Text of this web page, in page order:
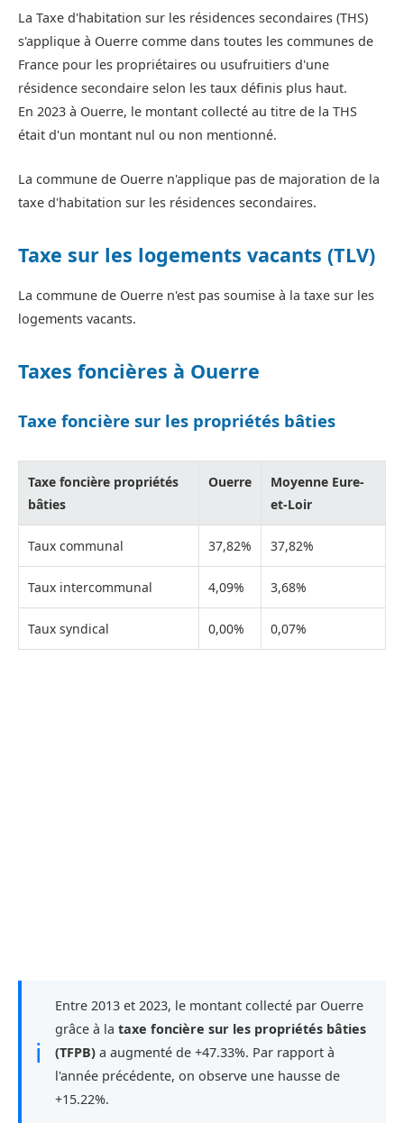
La Taxe d'habitation sur les résidences secondaires (THS)
s'applique à Ouerre comme dans toutes les communes de
France pour les propriétaires ou usufruitiers d'une
résidence secondaire selon les taux définis plus haut.
En 2023 à Ouerre, le montant collecté au titre de la THS
était d'un montant nul ou non mentionné.
La commune de Ouerre n'applique pas de majoration de la
taxe d'habitation sur les résidences secondaires.
Taxe sur les logements vacants (TLV)
La commune de Ouerre n'est pas soumise à la taxe sur les
logements vacants.
Taxes foncières à Ouerre
Taxe foncière sur les propriétés bâties
Taxe foncière propriétés
bâties
Ouerre
Moyenne Eure-
et-Loir
Taux communal 37,82% 37,82%
Taux intercommunal 4,09% 3,68%
Taux syndical 0,00% 0,07%
ℹ
Entre 2013 et 2023, le montant collecté par Ouerre
grâce à la taxe foncière sur les propriétés bâties
(TFPB) a augmenté de +47.33%. Par rapport à
l'année précédente, on observe une hausse de
+15.22%.